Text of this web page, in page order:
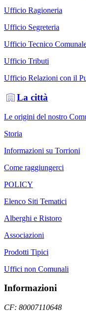
Ufficio Ragioneria
Ufficio Segreteria
Ufficio Tecnico
Ufficio Tributi
Ufficio Relazioni con il
La città
Le origini del nostro
Storia
Informazioni su Torrioni
Come raggiungerci
POLICY
Elenco Siti Tematici
Alberghi e Ristoro
Associazioni
Prodotti Tipici
Uffici non Comunali
Informazioni
CF: 80007110648